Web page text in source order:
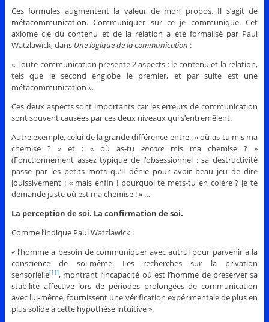
Ces formules augmentent la valeur de mon propos. Il s’agit de
métacommunication. Communiquer sur ce je communique. Cet
axiome clé du contenu et de la relation a été formalisé par Paul
Watzlawick, dans Une logique de la communication :
« Toute communication présente 2 aspects : le contenu et la relation,
tels que le second englobe le premier, et par suite est une
métacommunication ».
Ces deux aspects sont importants car les erreurs de communication
sont souvent causées par ces deux niveaux qui s’entremêlent.
Autre exemple, celui de la grande différence entre : « où as-tu mis ma
chemise ? » et : « où as-tuencore mis ma chemise ? »
(Fonctionnement assez typique de l’obsessionnel : sa destructivité
passe par les petits mots qu’il dénie pour avoir beau jeu de dire
jouissivement : « mais enfin ! pourquoi te mets-tu en colère ? je te
demande juste où est ma chemise ! » …
La perception de soi. La confirmation de soi.
Comme l’indique Paul Watzlawick :
« l’homme a besoin de communiquer avec autrui pour parvenir à la
conscience de soi-même. Les recherches sur la privation
sensorielle[11], montrant l’incapacité où est l’homme de préserver sa
stabilité affective lors de périodes prolongées de communication
avec lui-même, fournissent une vérification expérimentale de plus en
plus solide à cette hypothèse intuitive ».